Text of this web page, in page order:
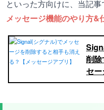
といった方向けに、当記事
メッセージ機能のやり方&
削
セー